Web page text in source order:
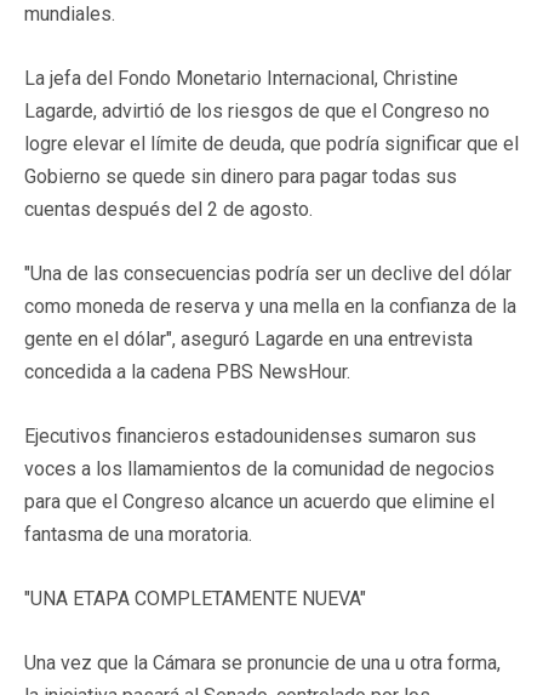
mundiales.
La jefa del Fondo Monetario Internacional, Christine
Lagarde, advirtió de los riesgos de que el Congreso no
logre elevar el límite de deuda, que podría significar que el
Gobierno se quede sin dinero para pagar todas sus
cuentas después del 2 de agosto.
"Una de las consecuencias podría ser un declive del dólar
como moneda de reserva y una mella en la confianza de la
gente en el dólar", aseguró Lagarde en una entrevista
concedida a la cadena PBS NewsHour.
Ejecutivos financieros estadounidenses sumaron sus
voces a los llamamientos de la comunidad de negocios
para que el Congreso alcance un acuerdo que elimine el
fantasma de una moratoria.
"UNA ETAPA COMPLETAMENTE NUEVA"
Una vez que la Cámara se pronuncie de una u otra forma,